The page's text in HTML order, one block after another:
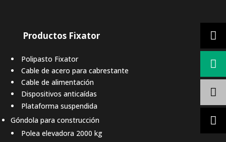
Productos Fixator
Polipasto Fixator
Cable de acero para cabrestante
Cable de alimentación
Dispositivos anticaídas
Plataforma suspendida
Góndola para construcción
Polea elevadora 2000 kg